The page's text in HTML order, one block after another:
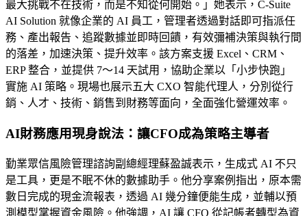
最大挑戰不在技術，而是不知從何開始。」她表示，C‑Suite
AI Solution 就像企業的 AI 員工，管理者透過對話即可指派任
務、產出報告、追蹤數據並即時回饋，有效彌補決策與執行間
的落差，加速決策、提升效率。該方案支援 Excel、CRM、
ERP 整合，並提供 7～14 天試用，協助企業以「小步快跑」
實施 AI 策略。現場也展示五大 CXO 智能代理人，分別從行
銷、人才、技術、銷售到財務等面向，全面強化營運效率。
AI財務應用現身說法：讓CFO成為策略主導者
勤業眾信風險管理諮詢副總經理蘇盈誠表示，生成式 AI 不只
是工具，更是不眠不休的數據助手。他分享案例指出，原本需
數日完成的現金流報表，透過 AI 幾分鐘便能生成，並輔以預
測模型掌握資金風險。他強調，AI 讓 CFO 從記帳者轉型為資